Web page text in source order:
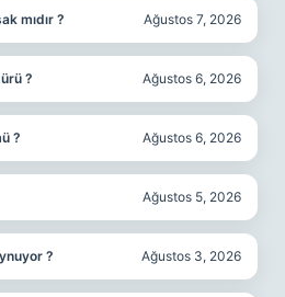
mıdır ? Ağustos 7, 2026
? Ağustos 6, 2026
? Ağustos 6, 2026
Ağustos 5, 2026
? Ağustos 3, 2026